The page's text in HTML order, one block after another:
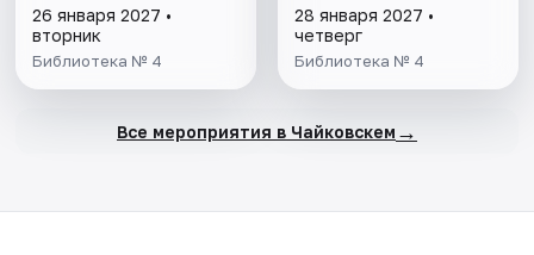
26 января 2027 •
вторник
Библиотека № 4
28 января 2027 •
четверг
Библиотека № 4
Все мероприятия в Чайковскем →